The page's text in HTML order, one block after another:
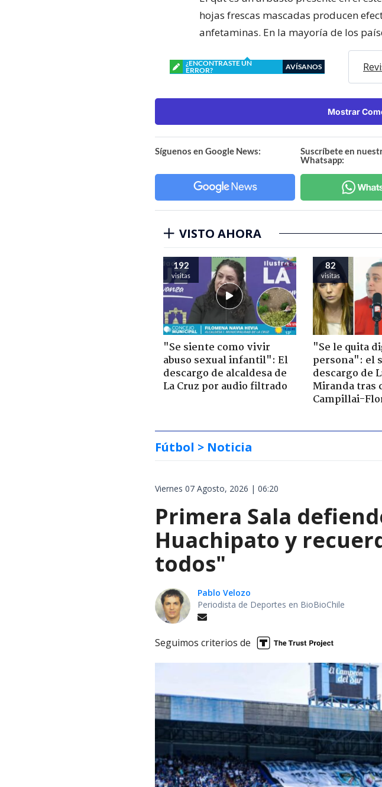
hojas frescas mascadas producen
anfetaminas. En la mayoría de los
¿ENCONTRASTE UN
ERROR?
AVÍSANOS
Mostrar
Síguenos en Google News:
Suscríbete en
Whatsapp:
VISTO AHORA
192
visitas
"Se siente como vivir
abuso sexual infantil": El
descargo de alcaldesa de
La Cruz por audio filtrado
82
visitas
"Se le quita
persona": el
descargo de
Miranda tras
Campillai-
Fútbol > Noticia
Viernes 07 Agosto, 2026 | 06:20
Primera Sala
Huachipato y
todos"
Pablo Velozo
Periodista de Deportes en BioBioChile
Seguimos criterios de